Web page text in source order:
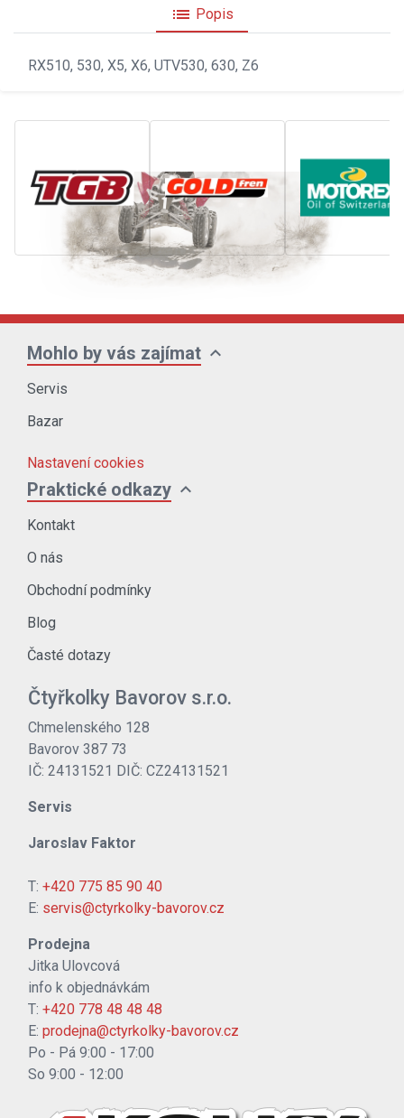
list Popis
RX510, 530, X5, X6, UTV530, 630, Z6
Mohlo by vás zajímat expand_more
Servis
Bazar
Nastavení cookies
Praktické odkazy expand_more
Kontakt
O nás
Obchodní podmínky
Blog
Časté dotazy
Čtyřkolky Bavorov s.r.o.
Chmelenského 128
Bavorov 387 73
IČ: 24131521 DIČ: CZ24131521
Servis
Jaroslav Faktor
T: +420 775 85 90 40
E: servis@ctyrkolky-bavorov.cz
Prodejna
Jitka Ulovcová
info k objednávkám
T: +420 778 48 48 48
E: prodejna@ctyrkolky-bavorov.cz
Po - Pá 9:00 - 17:00
So 9:00 - 12:00